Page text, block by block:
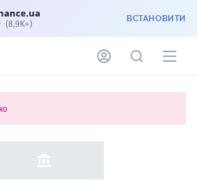
(8,9K+) ВСТАНОВИТИ